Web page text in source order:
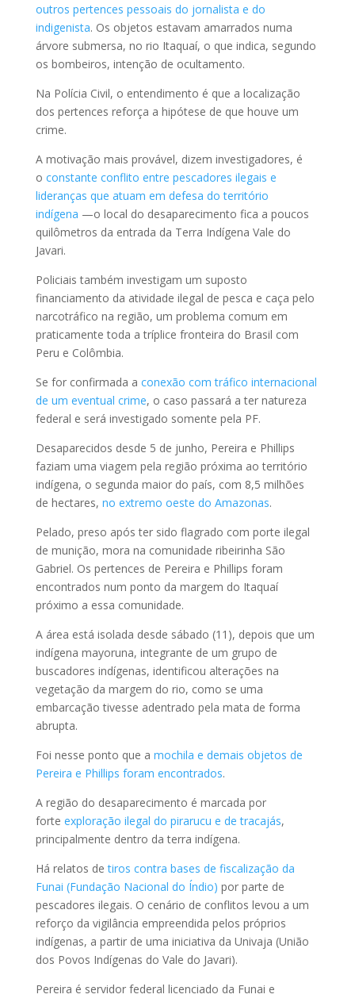
outros pertences pessoais do jornalista e do
indigenista. Os objetos estavam amarrados numa
árvore submersa, no rio Itaquaí, o que indica, segundo
os bombeiros, intenção de ocultamento.
Na Polícia Civil, o entendimento é que a localização
dos pertences reforça a hipótese de que houve um
crime.
A motivação mais provável, dizem investigadores, é
o constante conflito entre pescadores ilegais e
lideranças que atuam em defesa do território
indígena —o local do desaparecimento fica a poucos
quilômetros da entrada da Terra Indígena Vale do
Javari.
Policiais também investigam um suposto
financiamento da atividade ilegal de pesca e caça pelo
narcotráfico na região, um problema comum em
praticamente toda a tríplice fronteira do Brasil com
Peru e Colômbia.
Se for confirmada a conexão com tráfico internacional
de um eventual crime, o caso passará a ter natureza
federal e será investigado somente pela PF.
Desaparecidos desde 5 de junho, Pereira e Phillips
faziam uma viagem pela região próxima ao território
indígena, o segunda maior do país, com 8,5 milhões
de hectares, no extremo oeste do Amazonas.
Pelado, preso após ter sido flagrado com porte ilegal
de munição, mora na comunidade ribeirinha São
Gabriel. Os pertences de Pereira e Phillips foram
encontrados num ponto da margem do Itaquaí
próximo a essa comunidade.
A área está isolada desde sábado (11), depois que um
indígena mayoruna, integrante de um grupo de
buscadores indígenas, identificou alterações na
vegetação da margem do rio, como se uma
embarcação tivesse adentrado pela mata de forma
abrupta.
Foi nesse ponto que a mochila e demais objetos de
Pereira e Phillips foram encontrados.
A região do desaparecimento é marcada por
forte exploração ilegal do pirarucu e de tracajás,
principalmente dentro da terra indígena.
Há relatos de tiros contra bases de fiscalização da
Funai (Fundação Nacional do Índio) por parte de
pescadores ilegais. O cenário de conflitos levou a um
reforço da vigilância empreendida pelos próprios
indígenas, a partir de uma iniciativa da Univaja (União
dos Povos Indígenas do Vale do Javari).
Pereira é servidor federal licenciado da Funai e